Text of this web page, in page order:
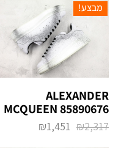
מבצע!
ALEXANDER
MCQUEEN 85890676
₪2,317
₪1,451